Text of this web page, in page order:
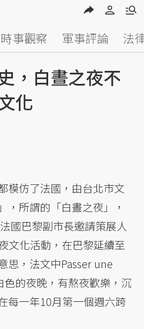
時事觀察 軍事評論 法
，白晝之夜不
化
模仿了法國，由台北市文
，所謂的「白晝之夜」，
國巴黎副市長邀請策展人
文化活動，在巴黎延續至
思，法文中Passer une
的夜晚，有熬夜歡樂，沉
每一年10月第一個週六跨